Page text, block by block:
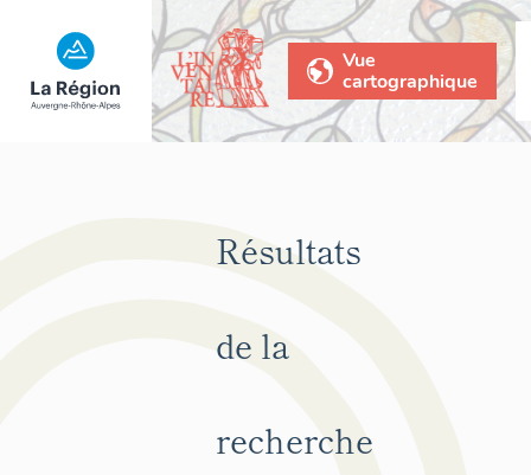
Vue
cartographique
Résultats
de la
recherche